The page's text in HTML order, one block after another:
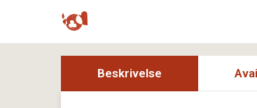
Beskrivelse